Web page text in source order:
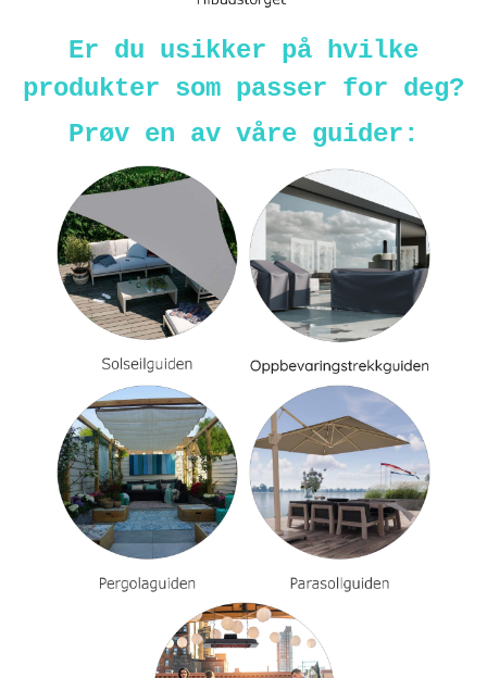
Er du usikker på hvilke
produkter som passer for deg?
Prøv en av våre guider: